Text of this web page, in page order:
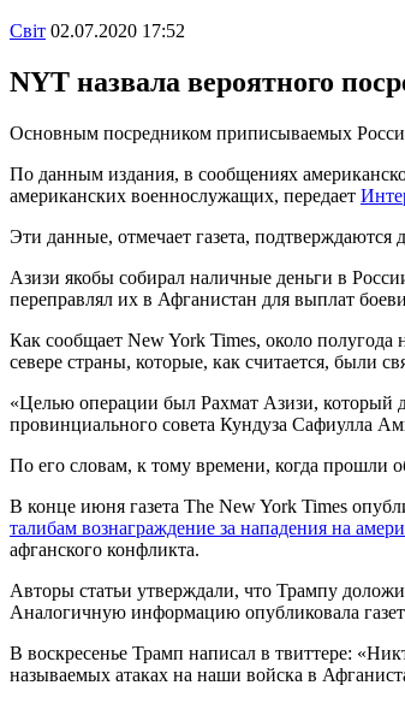
Свiт 02.07.2020 17:52
NYT назвала вероятного
Основным посредником приписываемых
По данным издания, в сообщениях
американских военнослужащих, передает
Эти данные, отмечает газета,
Азизи якобы собирал наличные деньги в
переправлял их в Афганистан для выплат
Как сообщает New York Times, около полугода
севере страны, которые, как считается, были
«Целью операции был Рахмат Азизи, который
провинциального совета Кундуза Сафиулла
По его словам, к тому времени, когда прошли
В конце июня газета The New York Times
талибам вознаграждение за нападения на
афганского конфликта.
Авторы статьи утверждали, что Трампу
Аналогичную информацию опубликовала
В воскресенье Трамп написал в твиттере:
называемых атаках на наши войска в